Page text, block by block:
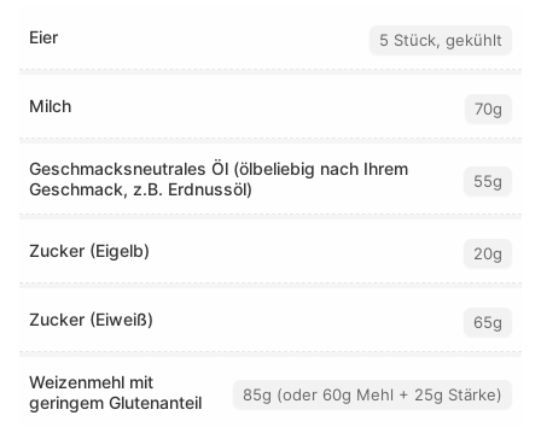
Eier 5 Stück, gekühlt
Milch 70g
Geschmacksneutrales Öl (ölbeliebig nach Ihrem
Geschmack, z.B. Erdnussöl)
55g
Zucker (Eigelb) 20g
Zucker (Eiweiß) 65g
Weizenmehl mit
geringem Glutenanteil
85g (oder 60g Mehl + 25g Stärke)